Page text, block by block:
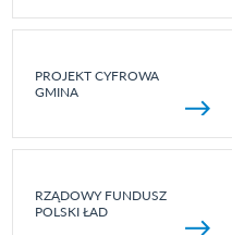
PROJEKT CYFROWA
GMINA
RZĄDOWY FUNDUSZ
POLSKI ŁAD